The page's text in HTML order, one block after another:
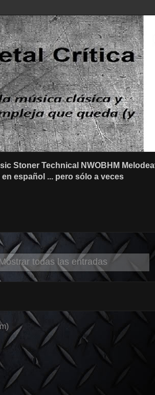
Stoner Technical NWOBHM
español ... pero sólo a veces
Mostrar todas las entradas